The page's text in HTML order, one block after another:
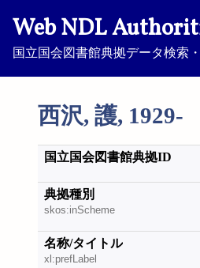
Web NDL
国立国会図書館典拠データ検索
西沢, 護, 1929-
国立国会図書館典拠ID
典拠種別
skos:inScheme
名称/タイトル
xl:prefLabel